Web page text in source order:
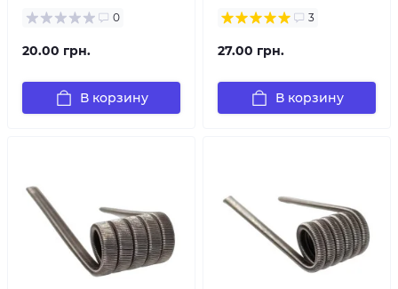
0
20.00 грн.
В корзину
3
27.00 грн.
В корзину